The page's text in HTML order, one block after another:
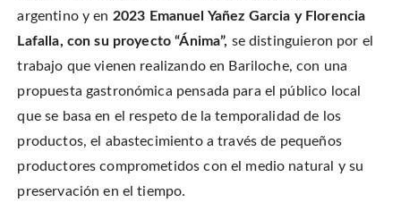
argentino y en 2023 Emanuel Yañez Garcia y Florencia
Lafalla, con su proyecto “Ánima”, se distinguieron por el
trabajo que vienen realizando en Bariloche, con una
propuesta gastronómica pensada para el público local
que se basa en el respeto de la temporalidad de los
productos, el abastecimiento a través de pequeños
productores comprometidos con el medio natural y su
preservación en el tiempo.